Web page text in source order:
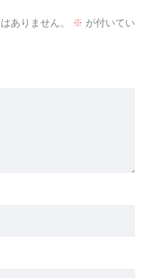
ありません。 ※ が付いてい